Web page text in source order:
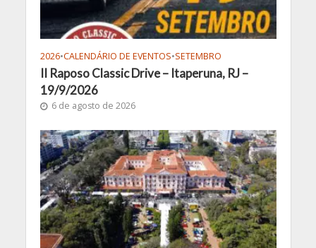
2026•CALENDÁRIO DE EVENTOS•SETEMBRO
II Raposo Classic Drive – Itaperuna, RJ –
19/9/2026
6 de agosto de 2026